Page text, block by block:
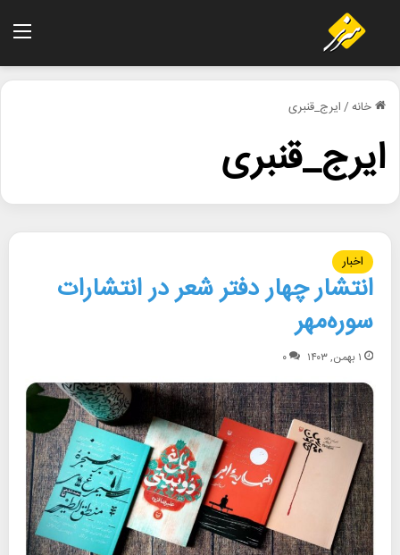
خانه/ایرج_قنبری
ایرج_قنبری
اخبار
انتشار چهار دفتر شعر در انتشارات
سوره‌مهر
۱ بهمن, ۱۴۰۳ ۰